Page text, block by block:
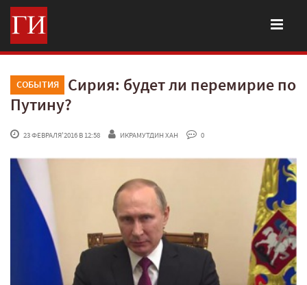
СОБЫТИЯ
Сирия: будет ли перемирие по
Путину?
23 ФЕВРАЛЯ'2016 В 12:58 ИКРАМУТДИН ХАН 0